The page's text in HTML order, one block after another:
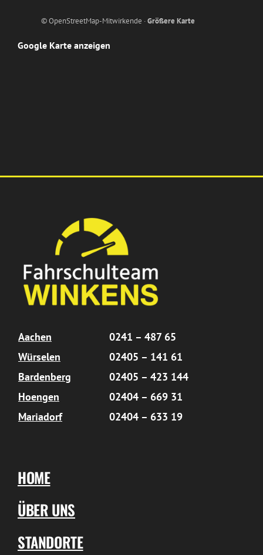
© OpenStreetMap-Mitwirkende ·Größere Karte
Google Karte anzeigen
Aachen
0241 – 487 65
Würselen
02405 – 141 61
Bardenberg
02405 – 423 144
Hoengen
02404 – 669 31
Mariadorf
02404 – 633 19
HOME
ÜBER UNS
STANDORTE